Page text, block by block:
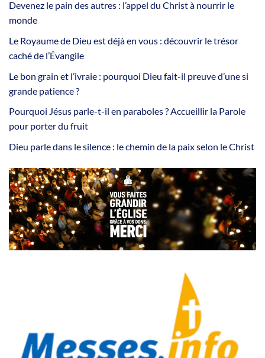
Devenez le pain des autres : l’appel du Christ à nourrir le
monde
Le Royaume de Dieu est déjà en vous : découvrir le trésor
caché de l’Évangile
Le bon grain et l’ivraie : pourquoi Dieu fait-il preuve d’une si
grande patience ?
Pourquoi Jésus parle-t-il en paraboles ? Accueillir la Parole
pour porter du fruit
Dieu parle dans le silence : le chemin de la paix selon le Christ